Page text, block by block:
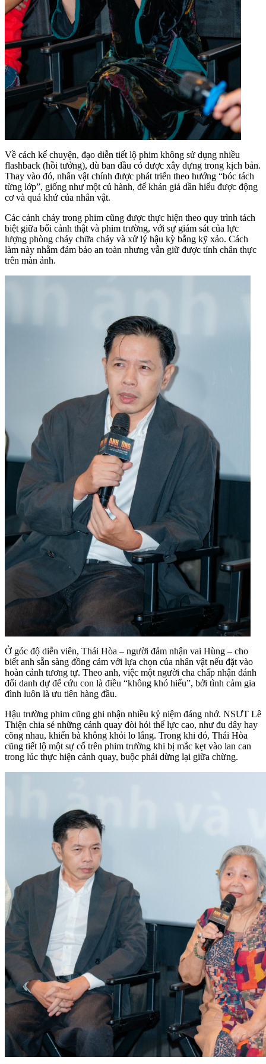
Về cách kể chuyện, đạo diễn tiết lộ phim không sử dụng nhiều
flashback (hồi tưởng), dù ban đầu có được xây dựng trong kịch bản.
Thay vào đó, nhân vật chính được phát triển theo hướng “bóc tách
từng lớp”, giống như một củ hành, để khán giả dần hiểu được động
cơ và quá khứ của nhân vật.
Các cảnh cháy trong phim cũng được thực hiện theo quy trình tách
biệt giữa bối cảnh thật và phim trường, với sự giám sát của lực
lượng phòng cháy chữa cháy và xử lý hậu kỳ bằng kỹ xảo. Cách
làm này nhằm đảm bảo an toàn nhưng vẫn giữ được tính chân thực
trên màn ảnh.
Ở góc độ diễn viên, Thái Hòa – người đảm nhận vai Hùng – cho
biết anh sẵn sàng đồng cảm với lựa chọn của nhân vật nếu đặt vào
hoàn cảnh tương tự. Theo anh, việc một người cha chấp nhận đánh
đổi danh dự để cứu con là điều “không khó hiểu”, bởi tình cảm gia
đình luôn là ưu tiên hàng đầu.
Hậu trường phim cũng ghi nhận nhiều kỷ niệm đáng nhớ. NSƯT Lê
Thiện chia sẻ những cảnh quay đòi hỏi thể lực cao, như đu dây hay
cõng nhau, khiến bà không khỏi lo lắng. Trong khi đó, Thái Hòa
cũng tiết lộ một sự cố trên phim trường khi bị mắc kẹt vào lan can
trong lúc thực hiện cảnh quay, buộc phải dừng lại giữa chừng.